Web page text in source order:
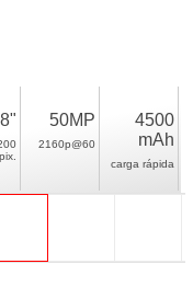
8"
pix.
50MP
2160p@60
4500
mAh
carga rápida